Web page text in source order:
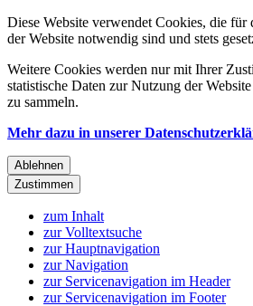
Diese Website verwendet Cookies, die für
der Website notwendig sind und stets
Weitere Cookies werden nur mit Ihrer
statistische Daten zur Nutzung der
zu sammeln.
Mehr dazu in unserer
Ablehnen
Zustimmen
zum Inhalt
zur Volltextsuche
zur Hauptnavigation
zur Navigation
zur Servicenavigation im Header
zur Servicenavigation im Footer